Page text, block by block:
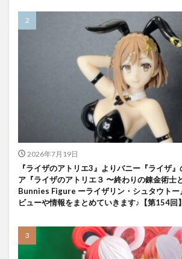
2026年7月19日
『ライザのアトリエ3』よりバニー『ライザ
ア『ライザのアトリエ３ 〜終わりの錬金術士
Bunnies Figure ーライザリン・シュタウトー
ビューや情報をまとめていきます♪【第154回